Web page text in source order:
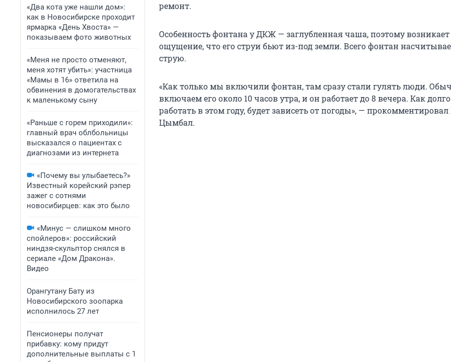
«Два кота уже нашли дом»:
как в Новосибирске проходит
ярмарка «День Хвоста» —
показываем фото животных
«Меня не просто отменяют,
меня хотят убить»: участница
«Мамы в 16» ответила на
обвинения в домогательствах
к маленькому сыну
«Раньше с горем приходили»:
главный врач облбольницы
высказался о пациентах с
диагнозами из интернета
«Почему вы улыбаетесь?»
Известный корейский рэпер
зажег с сотнями
новосибирцев: как это было
«Минус — слишком много
спойлеров»: российский
ниндзя-скульптор снялся в
сериале «Дом Дракона».
Видео
Орангутану Бату из
Новосибирского зоопарка
исполнилось 27 лет
Пенсионеры получат
прибавку: кому придут
дополнительные выплаты с 1
ремонт.
Особенность фонтана у ДКЖ — заглубленная чаша, поэтому возникает
ощущение, что его струи бьют из-под земли. Всего фонтан
струю.
«Как только мы включили фонтан, там сразу стали гулять люди.
включаем его около 10 часов утра, и он работает до 8 вечера. Как
работать в этом году, будет зависеть от погоды», —
Цымбал.